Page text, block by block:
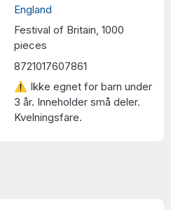
England
Festival of Britain, 1000
pieces
8721017607861
⚠ Ikke egnet for barn under
3 år. Inneholder små deler.
Kvelningsfare.